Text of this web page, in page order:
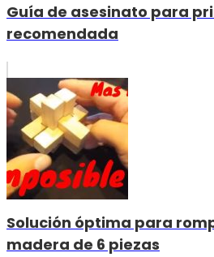
Guía de asesinato para
recomendada
Solución óptima para
madera de 6 piezas